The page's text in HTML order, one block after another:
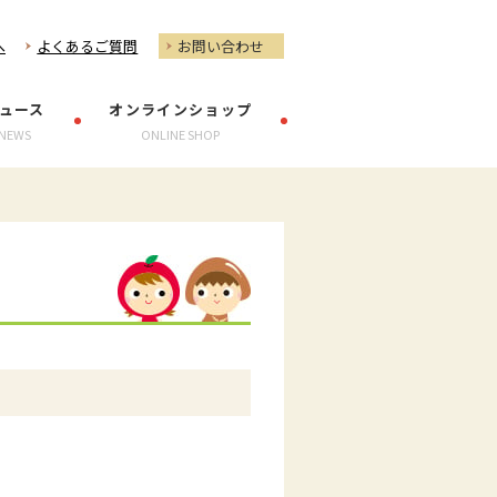
よくあるご質問 お問い合わせ
ース オンラインショップ
ONLINE SHOP